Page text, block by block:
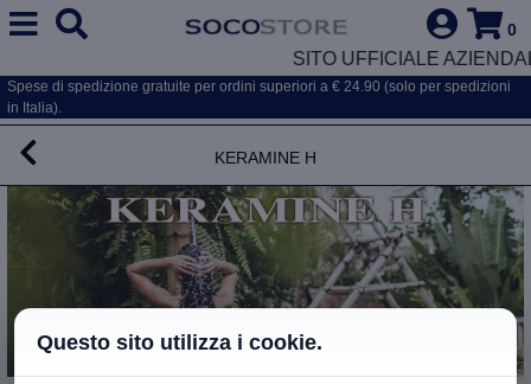
0
SITO UFFICIALE
Spese di spedizione gratuite per ordini superiori a € 24.90 (solo per spedizioni
in Italia).
Keramine H
Questo sito utilizza i cookie.